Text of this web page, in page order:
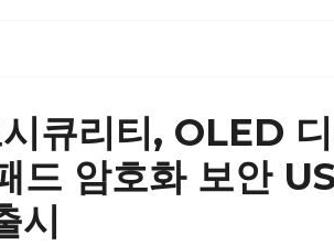
큐리티, OLED
드 암호화 보안
시